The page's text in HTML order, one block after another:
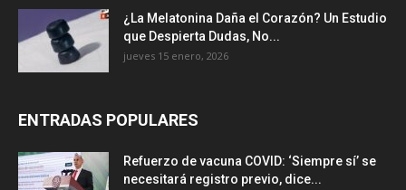
¿La Melatonina Daña el Corazón? Un Estudio
que Despierta Dudas, No...
jueves 15 enero, 2026
ENTRADAS POPULARES
Refuerzo de vacuna COVID: ‘Siempre sí’ se
necesitará registro previo, dice...